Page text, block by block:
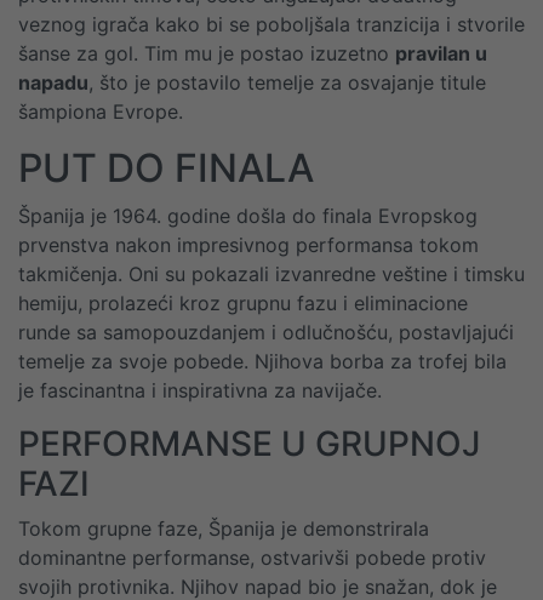
veznog igrača kako bi se poboljšala tranzicija i stvorile
šanse za gol. Tim mu je postao izuzetno pravilan u
napadu, što je postavilo temelje za osvajanje titule
šampiona Evrope.
PUT DO FINALA
Španija je 1964. godine došla do finala Evropskog
prvenstva nakon impresivnog performansa tokom
takmičenja. Oni su pokazali izvanredne veštine i timsku
hemiju, prolazeći kroz grupnu fazu i eliminacione
runde sa samopouzdanjem i odlučnošću, postavljajući
temelje za svoje pobede. Njihova borba za trofej bila
je fascinantna i inspirativna za navijače.
PERFORMANSE U GRUPNOJ
FAZI
Tokom grupne faze, Španija je demonstrirala
dominantne performanse, ostvarivši pobede protiv
svojih protivnika. Njihov napad bio je snažan, dok je